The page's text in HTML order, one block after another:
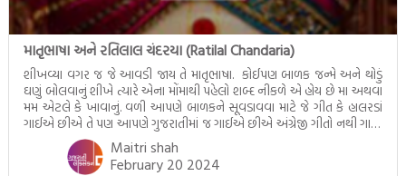
માતૃભાષા અને રતિલાલ ચંદરયા (Ratilal Chandaria)
શીખવ્યા વગર જ જે આવડી જાય તે માતૃભાષા. કોઈપણ બાળક જન્મે અને થોડું
ઘણું બોલવાનું શીખે ત્યારે એના મોંમાથી પહેલો શબ્દ નીકળે એ હોય છે મા અથવા
મમ એટલે કે ખાવાનું. વળી આપણે બાળકને સૂવડાવવા માટે જે ગીત કે હાલરડાં
ગાઈએ છીએ તે પણ આપણે ગુજરાતીમાં જ ગાઈએ છીએ અંગ્રેજી ગીતો નથી ગાતા.
આમ બાળકને […]
Maitri shah
February 20 2024